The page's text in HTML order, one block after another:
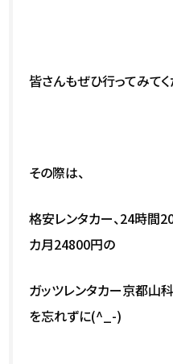
皆さんもぜひ行ってみて
その際は、
格安レンタカー、24時間
カ月24800円の
ガッツレンタカー京都山
を忘れずに(^_-)